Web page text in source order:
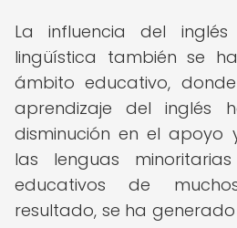
La influencia del
lingüística también se
ámbito educativo,
aprendizaje del inglés
disminución en el
las lenguas
educativos de
resultado, se ha